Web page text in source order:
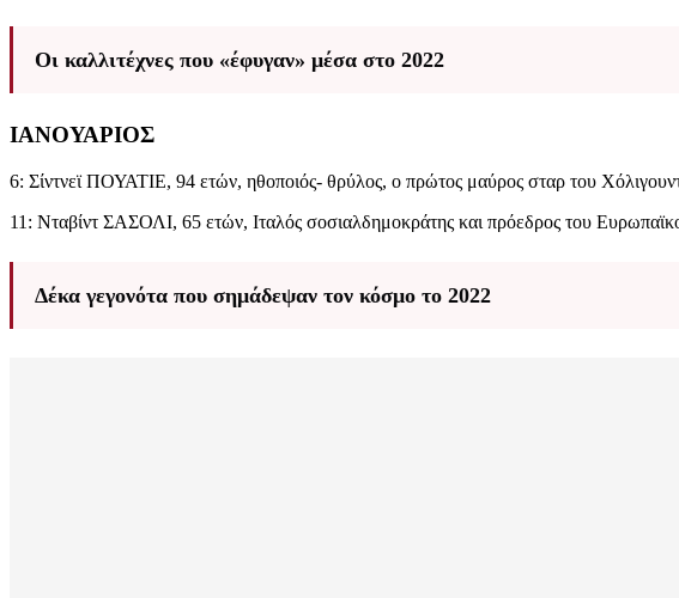
Οι καλλιτέχνες που «έφυγαν» μέσα στο 2022
ΙΑΝΟΥΑΡΙΟΣ
6: Σίντνεϊ ΠΟΥΑΤΙΕ, 94 ετών, ηθοποιός- θρύλος, ο πρώτος μαύρος σταρ του
11: Νταβίντ ΣΑΣΟΛΙ, 65 ετών, Ιταλός σοσιαλδημοκράτης και πρόεδρος του
Δέκα γεγονότα που σημάδεψαν τον κόσμο το 2022